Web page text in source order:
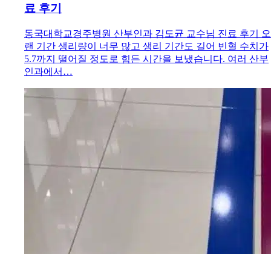
료 후기
동국대학교경주병원 산부인과 김도균 교수님 진료 후기 오
랜 기간 생리량이 너무 많고 생리 기간도 길어 빈혈 수치가
5.7까지 떨어질 정도로 힘든 시간을 보냈습니다. 여러 산부
인과에서…